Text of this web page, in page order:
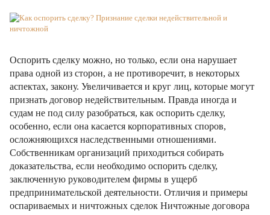
Оспорить сделку можно, но только, если она нарушает
права одной из сторон, а не противоречит, в некоторых
аспектах, закону. Увеличивается и круг лиц, которые могут
признать договор недействительным. Правда иногда и
судам не под силу разобраться, как оспорить сделку,
особенно, если она касается корпоративных споров,
осложняющихся наследственными отношениями.
Собственникам организаций приходиться собирать
доказательства, если необходимо оспорить сделку,
заключенную руководителем фирмы в ущерб
предпринимательской деятельности. Отличия и примеры
оспариваемых и ничтожных сделок Ничтожные договора